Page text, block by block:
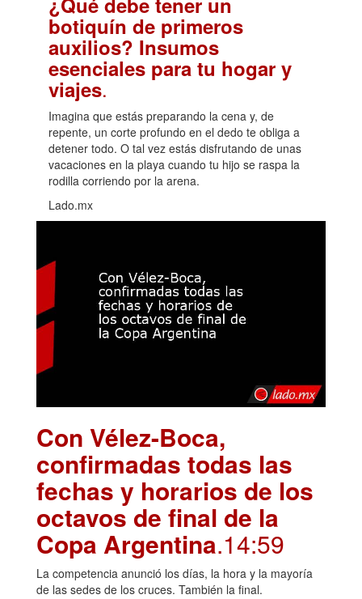
botiquín de primeros
auxilios? Insumos
esenciales para tu hogar y
viajes.
Imagina que estás preparando la cena y, de
repente, un corte profundo en el dedo te obliga a
detener todo. O tal vez estás disfrutando de unas
vacaciones en la playa cuando tu hijo se raspa la
rodilla corriendo por la arena.
Lado.mx
Con Vélez-Boca,
confirmadas todas las
fechas y horarios de los
octavos de final de la
Copa Argentina.14:59
La competencia anunció los días, la hora y la mayoría
de las sedes de los cruces. También la final.